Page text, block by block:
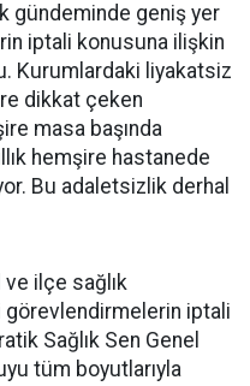
gündeminde geniş yer
iptali konusuna ilişkin
Kurumlardaki liyakatsiz
dikkat çeken
masa başında
hemşire hastanede
Bu adaletsizlik derhal
ve ilçe sağlık
görevlendirmelerin iptali
Sağlık Sen Genel
tüm boyutlarıyla